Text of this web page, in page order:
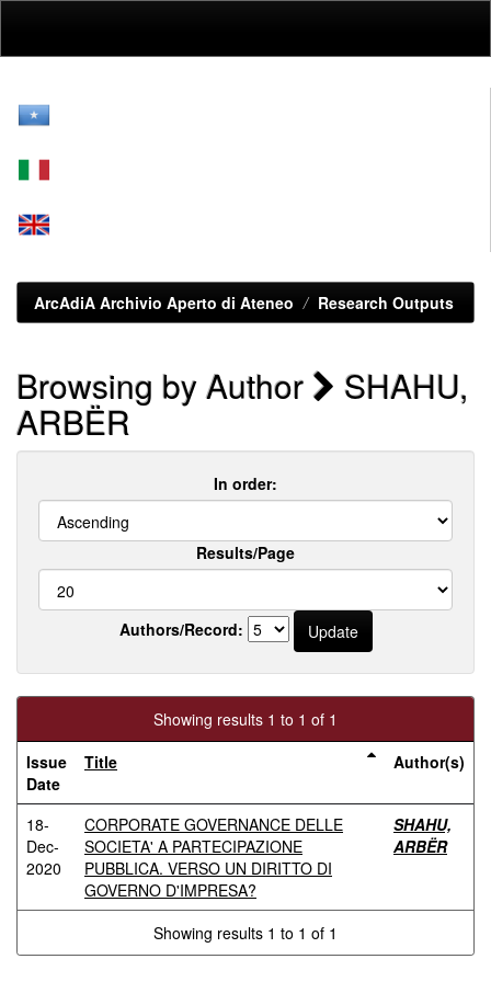
ArcAdiA Archivio Aperto di Ateneo Research Outputs
Browsing by Author SHAHU,
ARBËR
In order:
Results/Page
Authors/Record:
Showing results 1 to 1 of 1
Issue
Date
Title Author(s)
18-
Dec-
2020
CORPORATE GOVERNANCE DELLE
SOCIETA' A PARTECIPAZIONE
PUBBLICA. VERSO UN DIRITTO DI
GOVERNO D'IMPRESA?
SHAHU,
ARBËR
Showing results 1 to 1 of 1